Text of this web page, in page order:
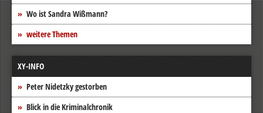
Wo ist Sandra Wißmann?
weitere Themen
XY-INFO
Peter Nidetzky gestorben
Blick in die Kriminalchronik